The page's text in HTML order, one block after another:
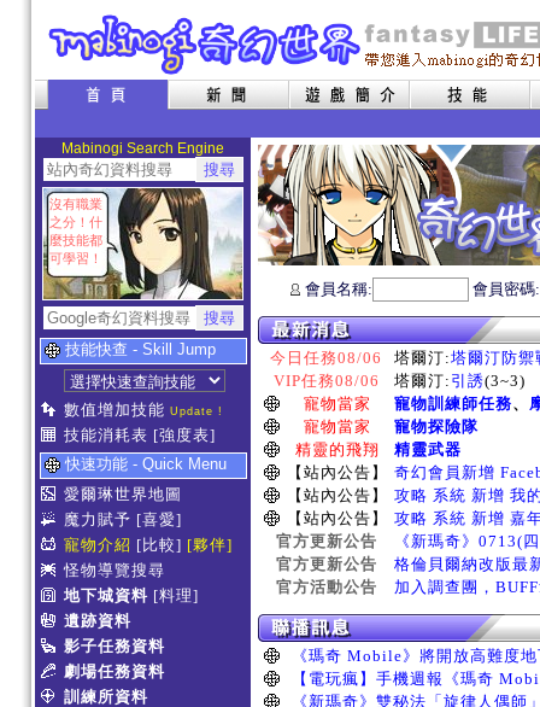
Mabinogi Search Engine
沒有職業
之分！什
麼技能都
可學習！
技能快查 - Skill Jump
數值增加技能 Update !
技能消耗表 [強度表]
快速功能 - Quick Menu
愛爾琳世界地圖
魔力賦予 [喜愛]
寵物介紹 [比較] [夥伴]
怪物導覽搜尋
地下城資料 [料理]
遺跡資料
影子任務資料
劇場任務資料
訓練所資料
會員名稱: 會員密
今日任務08/06 塔爾汀:塔爾汀防禦
VIP任務08/06
塔爾汀: 引誘(3~3)
寵物當家
寵物訓練師任務、
寵物當家
寵物探險隊
精靈的飛翔
精靈武器
【站內公告】
奇幻會員新增
【站內公告】
攻略 系統 新增 我
【站內公告】
攻略 系統 新增 嘉
官方更新公告
《新瑪奇》0713(
官方更新公告
格倫貝爾納改版最
官方活動公告
加入調查團，